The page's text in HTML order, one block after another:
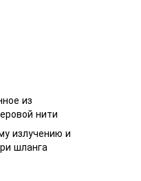
из
нити
излучению и
шланга